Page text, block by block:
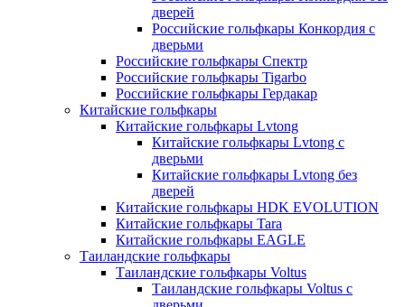
дверей
Российские гольфкары Конкордия с
дверьми
Российские гольфкары Спектр
Российские гольфкары Tigarbo
Российские гольфкары Гердакар
Китайские гольфкары
Китайские гольфкары Lvtong
Китайские гольфкары Lvtong с
дверьми
Китайские гольфкары Lvtong без
дверей
Китайские гольфкары HDK EVOLUTION
Китайские гольфкары Tara
Китайские гольфкары EAGLE
Таиландские гольфкары
Таиландские гольфкары Voltus
Таиландские гольфкары Voltus с